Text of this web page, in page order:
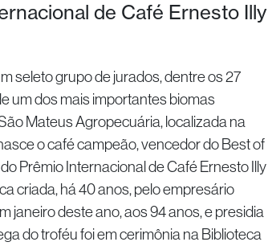
de Café Ernesto Illy
grupo de jurados, dentre os 27
um dos mais importantes biomas
Mateus Agropecuária, localizada na
o café campeão, vencedor do Best of
Prêmio Internacional de Café Ernesto Illy
criada, há 40 anos, pelo empresário
janeiro deste ano, aos 94 anos, e presidia
do troféu foi em cerimônia na Biblioteca